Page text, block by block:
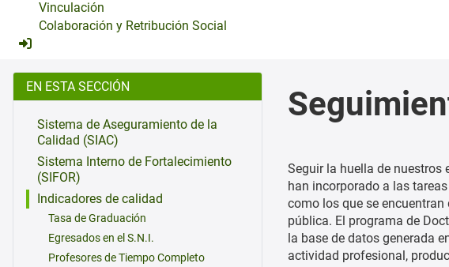
Vinculación
Colaboración y Retribución Social
EN ESTA SECCIÓN
Sistema de Aseguramiento de la
Calidad (SIAC)
Sistema Interno de Fortalecimiento
(SIFOR)
Indicadores de calidad
Tasa de Graduación
Egresados en el S.N.I.
Profesores de Tiempo Completo
Seguir la huella de nuestros
han incorporado a las
como los que se
pública. El programa de
la base de datos generada
actividad profesional,